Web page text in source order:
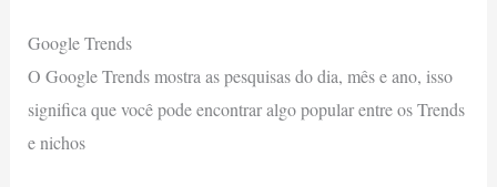
Google Trends
O Google Trends mostra as pesquisas do dia, mês e ano, isso
significa que você pode encontrar algo popular entre os Trends
e nichos